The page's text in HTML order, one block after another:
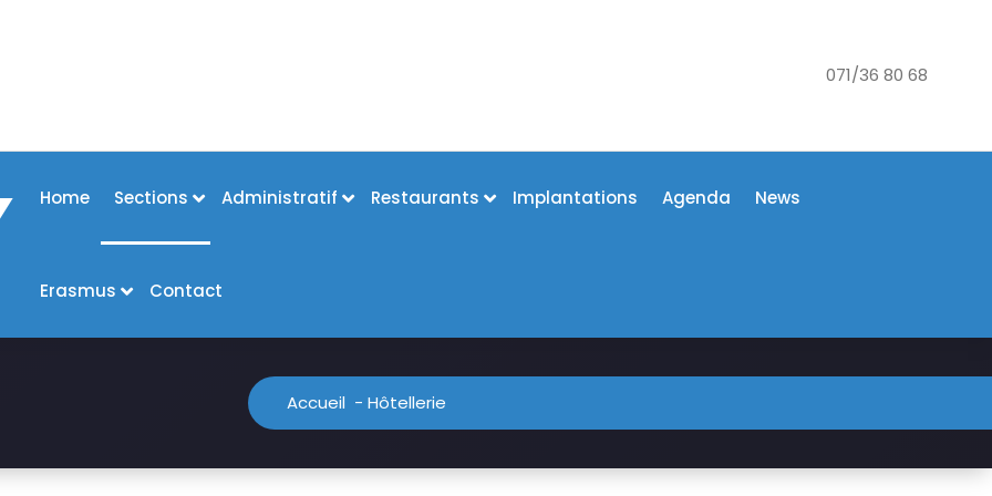
071/36 80 68
Home Sections Administratif Restaurants Implantations Agenda News
Erasmus Contact
Accueil - Hôtellerie